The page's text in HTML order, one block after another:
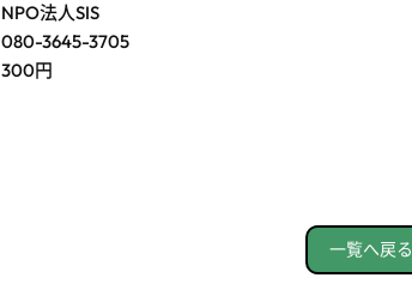
NPO法人SIS
080-3645-3705
300円
一覧へ戻る